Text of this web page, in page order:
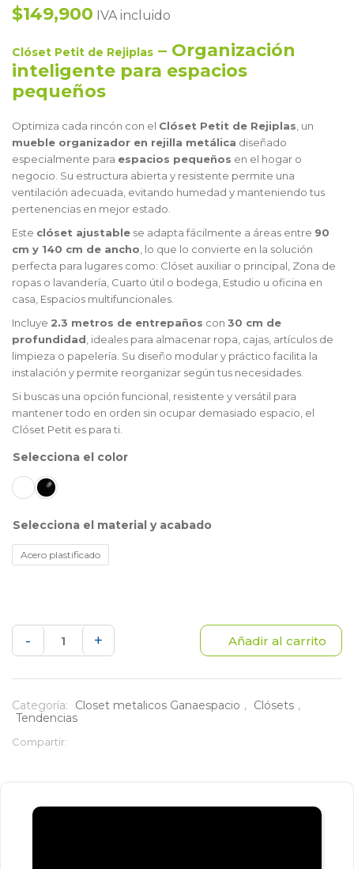
$149,900 IVA incluido
Clóset Petit de Rejiplas – Organización
inteligente para espacios
pequeños
Optimiza cada rincón con el Clóset Petit de Rejiplas, un
mueble organizador en rejilla metálica diseñado
especialmente para espacios pequeños en el hogar o
negocio. Su estructura abierta y resistente permite una
ventilación adecuada, evitando humedad y manteniendo tus
pertenencias en mejor estado.
Este clóset ajustable se adapta fácilmente a áreas entre 90
cm y 140 cm de ancho, lo que lo convierte en la solución
perfecta para lugares como: Clóset auxiliar o principal, Zona de
ropas o lavandería, Cuarto útil o bodega, Estudio u oficina en
casa, Espacios multifuncionales.
Incluye 2.3 metros de entrepaños con 30 cm de
profundidad, ideales para almacenar ropa, cajas, artículos de
limpieza o papelería. Su diseño modular y práctico facilita la
instalación y permite reorganizar según tus necesidades.
Si buscas una opción funcional, resistente y versátil para
mantener todo en orden sin ocupar demasiado espacio, el
Clóset Petit es para ti.
color
material y acabado
Acero plastificado
-
Petit
cantidad
+ Añadir al carrito
Categoría: Closet metalicos Ganaespacio , Clósets ,
Tendencias
Compartir: